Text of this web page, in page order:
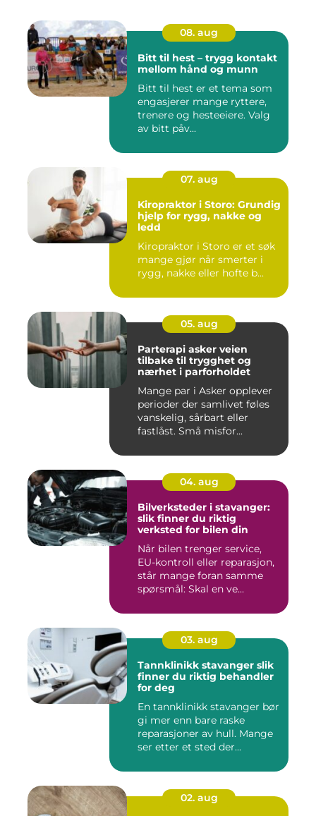
08. aug
Bitt til hest – trygg kontakt
mellom hånd og munn
Bitt til hest er et tema som
engasjerer mange ryttere,
trenere og hesteeiere. Valg
av bitt påv...
07. aug
Kiropraktor i Storo: Grundig
hjelp for rygg, nakke og
ledd
Kiropraktor i Storo er et søk
mange gjør når smerter i
rygg, nakke eller hofte b...
05. aug
Parterapi asker veien
tilbake til trygghet og
nærhet i parforholdet
Mange par i Asker opplever
perioder der samlivet føles
vanskelig, sårbart eller
fastlåst. Små misfor...
04. aug
Bilverksteder i stavanger:
slik finner du riktig
verksted for bilen din
Når bilen trenger service,
EU-kontroll eller reparasjon,
står mange foran samme
spørsmål: Skal en ve...
03. aug
Tannklinikk stavanger slik
finner du riktig behandler
for deg
En tannklinikk stavanger bør
gi mer enn bare raske
reparasjoner av hull. Mange
ser etter et sted der...
02. aug